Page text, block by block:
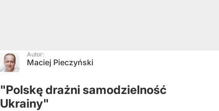
Autor:
Maciej Pieczyński
"Polskę drażni samodzielność
Ukrainy"